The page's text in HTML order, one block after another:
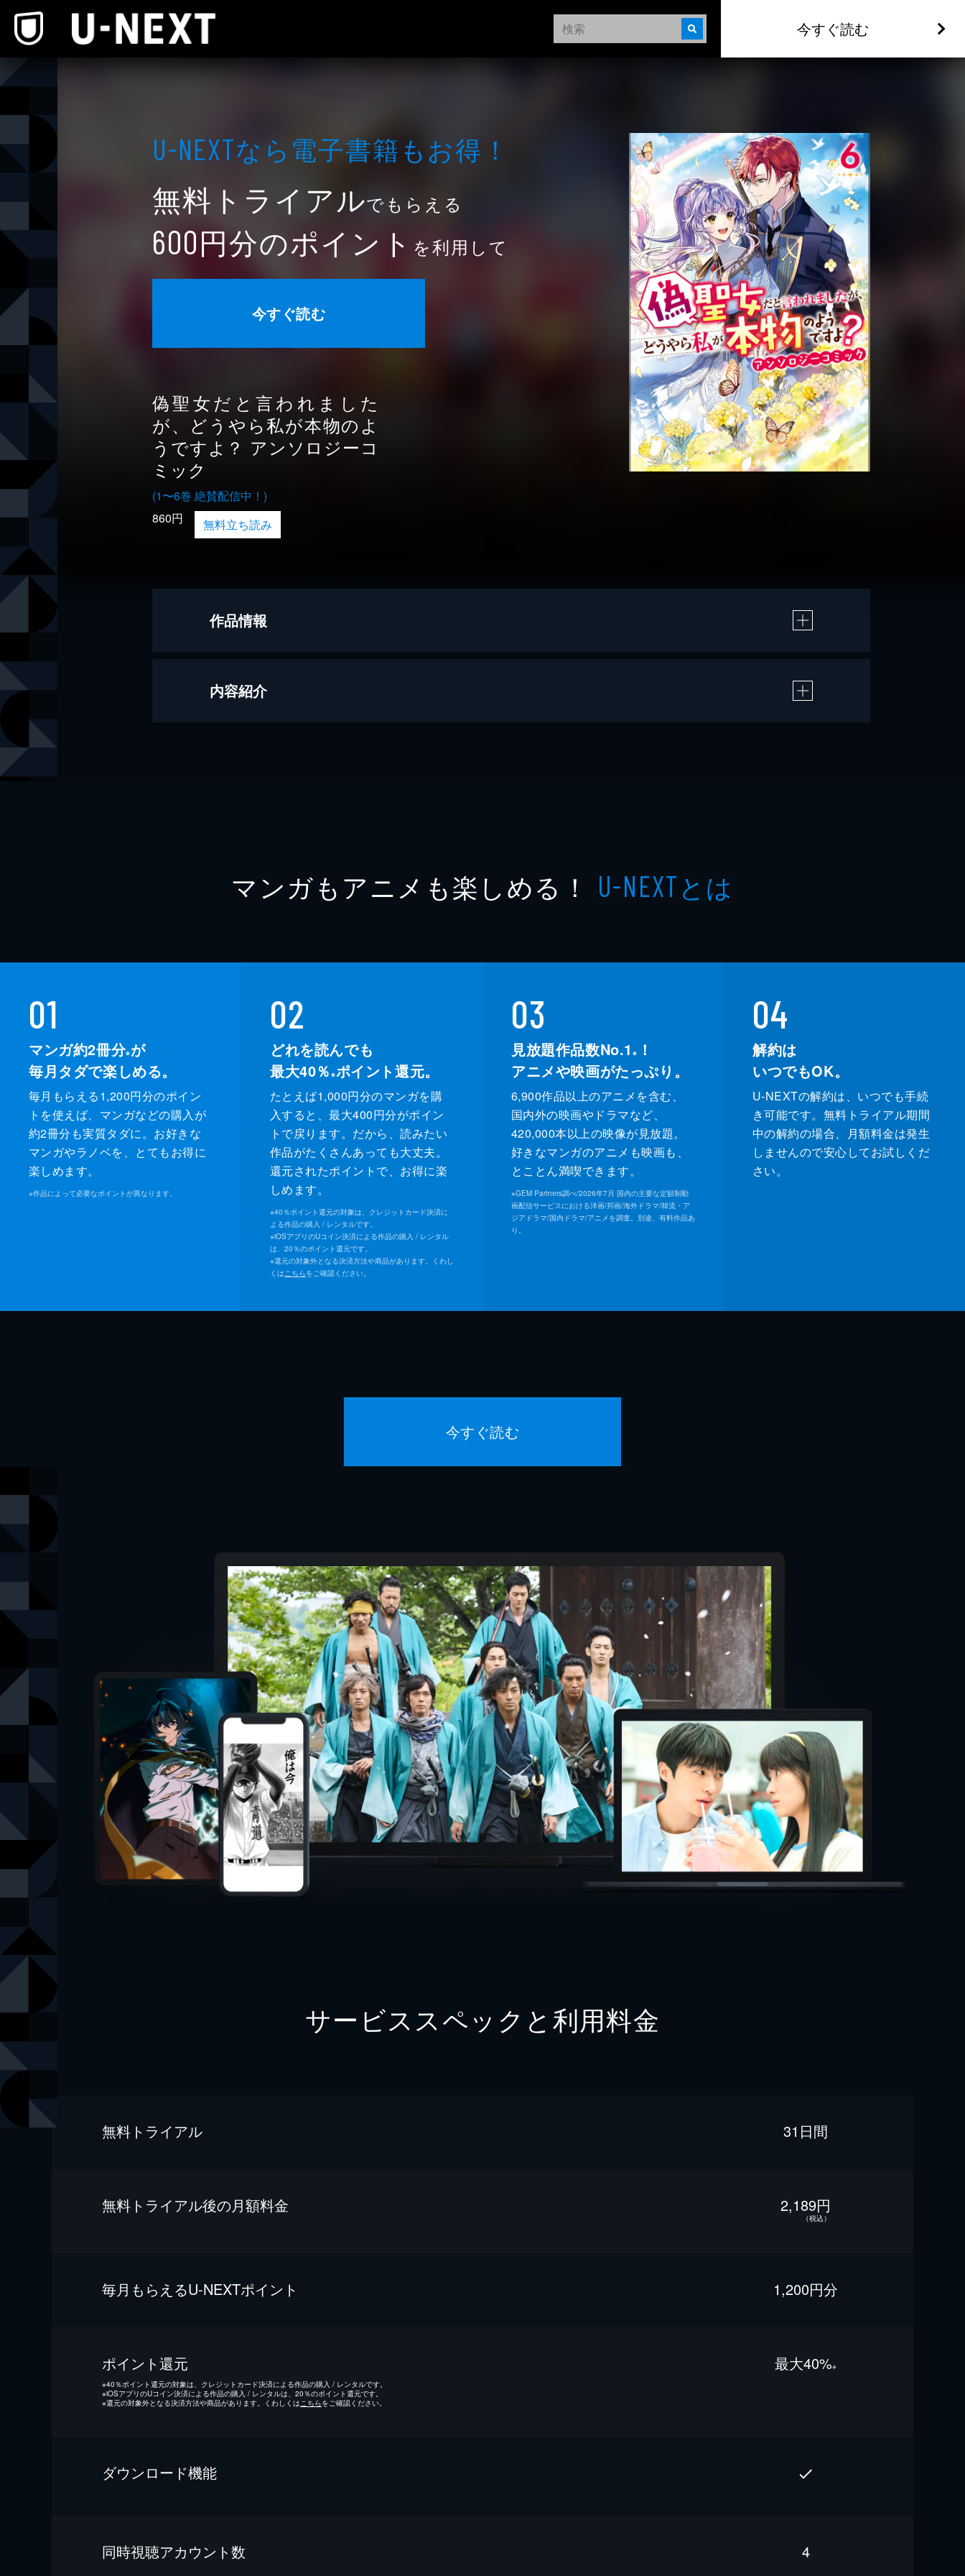
今すぐ読む
U-NEXTなら電⼦書籍もお得！
無料トライアルでもらえる
600円分のポイント を利用して
今すぐ読む
偽聖女だと言われました
が、どうやら私が本物のよ
うですよ？ アンソロジーコ
ミック
(1〜6巻 絶賛配信中！)
860円
無料立ち読み
作品情報
著者
内容紹介
マンガもアニメも楽しめる！ U-NEXTとは
01
マンガ約2冊分※が
毎月タダで楽しめる。
毎月もらえる1,200円分のポイン
トを使えば、マンガなどの購入が
約2冊分も実質タダに。お好きな
マンガやラノベを、とてもお得に
楽しめます。
※作品によって必要なポイントが異なります。
02
どれを読んでも
最大40％ ※ポイント還元。
たとえば1,000円分のマンガを購
入すると、最大400円分がポイン
トで戻ります。だから、読みたい
作品がたくさんあっても大丈夫。
還元されたポイントで、お得に楽
しめます。
※40％ポイント還元の対象は、クレジットカード決済に
よる作品の購入 / レンタルです。
※iOSアプリのUコイン決済による作品の購入 / レンタル
は、20％のポイント還元です。
※還元の対象外となる決済方法や商品があります。くわし
くはこちらをご確認ください。
03
見放題作品数No.1 ※
！
アニメや映画がたっぷり。
6,900作品以上のアニメを含む、
国内外の映画やドラマなど、
420,000本以上の映像が見放題。
好きなマンガのアニメも映画も、
とことん満喫できます。
※GEM Partners調べ/2026年7⽉ 国内の主要な定額制動
画配信サービスにおける洋画/邦画/海外ドラマ/韓流・ア
ジアドラマ/国内ドラマ/アニメを調査。別途、有料作品あ
り。
04
解約は
いつでもOK。
U-NEXTの解約は、いつでも手続
き可能です。無料トライアル期間
中の解約の場合、月額料金は発生
しませんので安心してお試しくだ
さい。
今すぐ読む
サービススペックと利用料金
無料トライアル 31日間
無料トライアル後の⽉額料金 2,189円
（税込）
毎⽉もらえるU-NEXTポイント 1,200円分
ポイント還元 最⼤40%※
※40％ポイント還元の対象は、クレジットカード決済による作品の購入 / レンタルです。
※iOSアプリのUコイン決済による作品の購入 / レンタルは、20％のポイント還元です。
※還元の対象外となる決済方法や商品があります。くわしくはこちらをご確認ください。
ダウンロード機能
同時視聴アカウント数 4